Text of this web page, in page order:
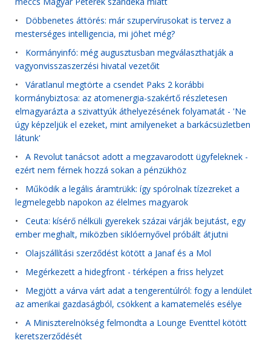
• Döbbenetes áttörés: már szupervírusokat is tervez a
mesterséges intelligencia, mi jöhet még?
• Kormányinfó: még augusztusban megválaszthatják a
vagyonvisszaszerzési hivatal vezetőit
• Váratlanul megtörte a csendet Paks 2 korábbi
kormánybiztosa: az atomenergia-szakértő részletesen
elmagyarázta a szivattyúk áthelyezésének folyamatát - 'Ne
úgy képzeljük el ezeket, mint amilyeneket a barkácsüzletben
látunk'
• A Revolut tanácsot adott a megzavarodott ügyfeleknek -
ezért nem férnek hozzá sokan a pénzükhöz
• Működik a legális áramtrükk: így spórolnak tízezreket a
legmelegebb napokon az élelmes magyarok
• Ceuta: kísérő nélküli gyerekek százai várják bejutást, egy
ember meghalt, miközben siklóernyővel próbált átjutni
• Olajszállítási szerződést kötött a Janaf és a Mol
• Megérkezett a hidegfront - térképen a friss helyzet
• Megjött a várva várt adat a tengerentúlról: fogy a lendület
az amerikai gazdaságból, csökkent a kamatemelés esélye
• A Miniszterelnökség felmondta a Lounge Eventtel kötött
keretszerződését